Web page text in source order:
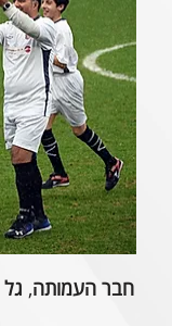
חבר העמותה, גל